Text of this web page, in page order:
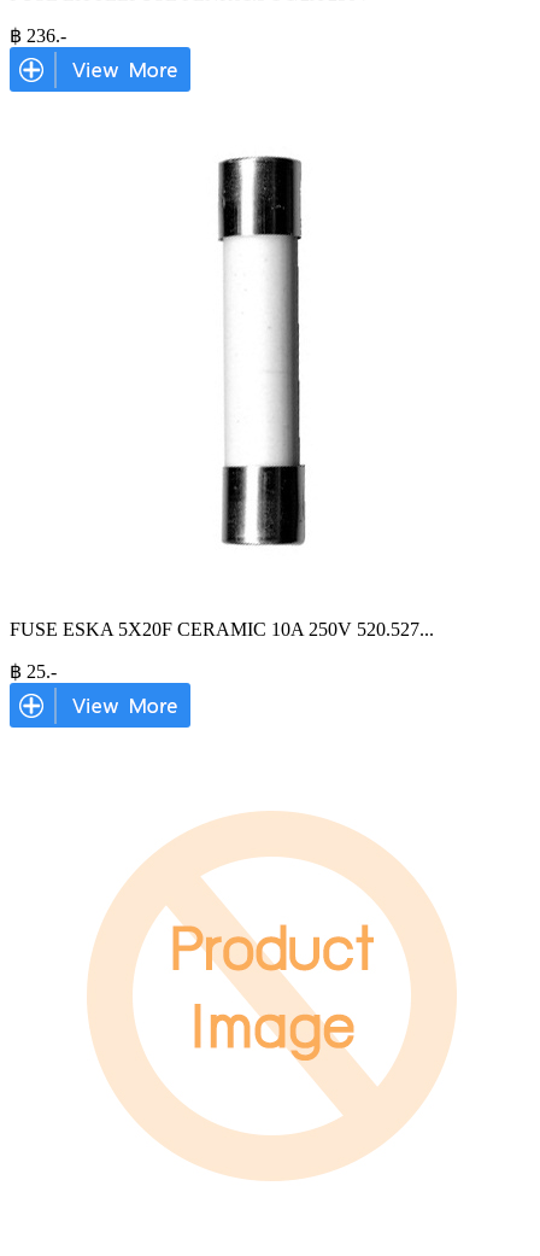
฿ 236.-
FUSE ESKA 5X20F CERAMIC 10A 250V 520.527...
฿ 25.-